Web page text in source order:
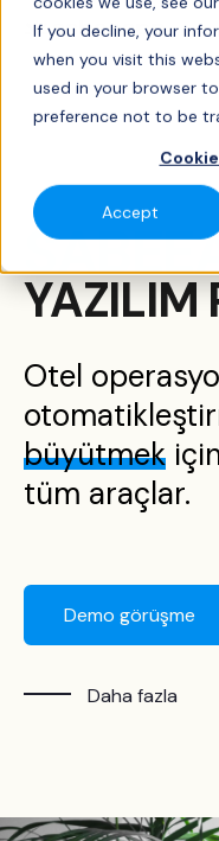
If you decline, your
when you visit this
used in your browser
preference not to be
Accept
YAZILIM
Otel
büyütmek
tüm araçlar.
Demo görüşme
Daha fazla